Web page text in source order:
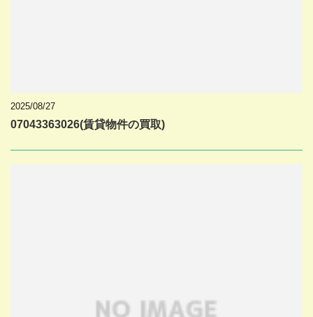
2025/08/27
07043363026(賃貸物件の買取)